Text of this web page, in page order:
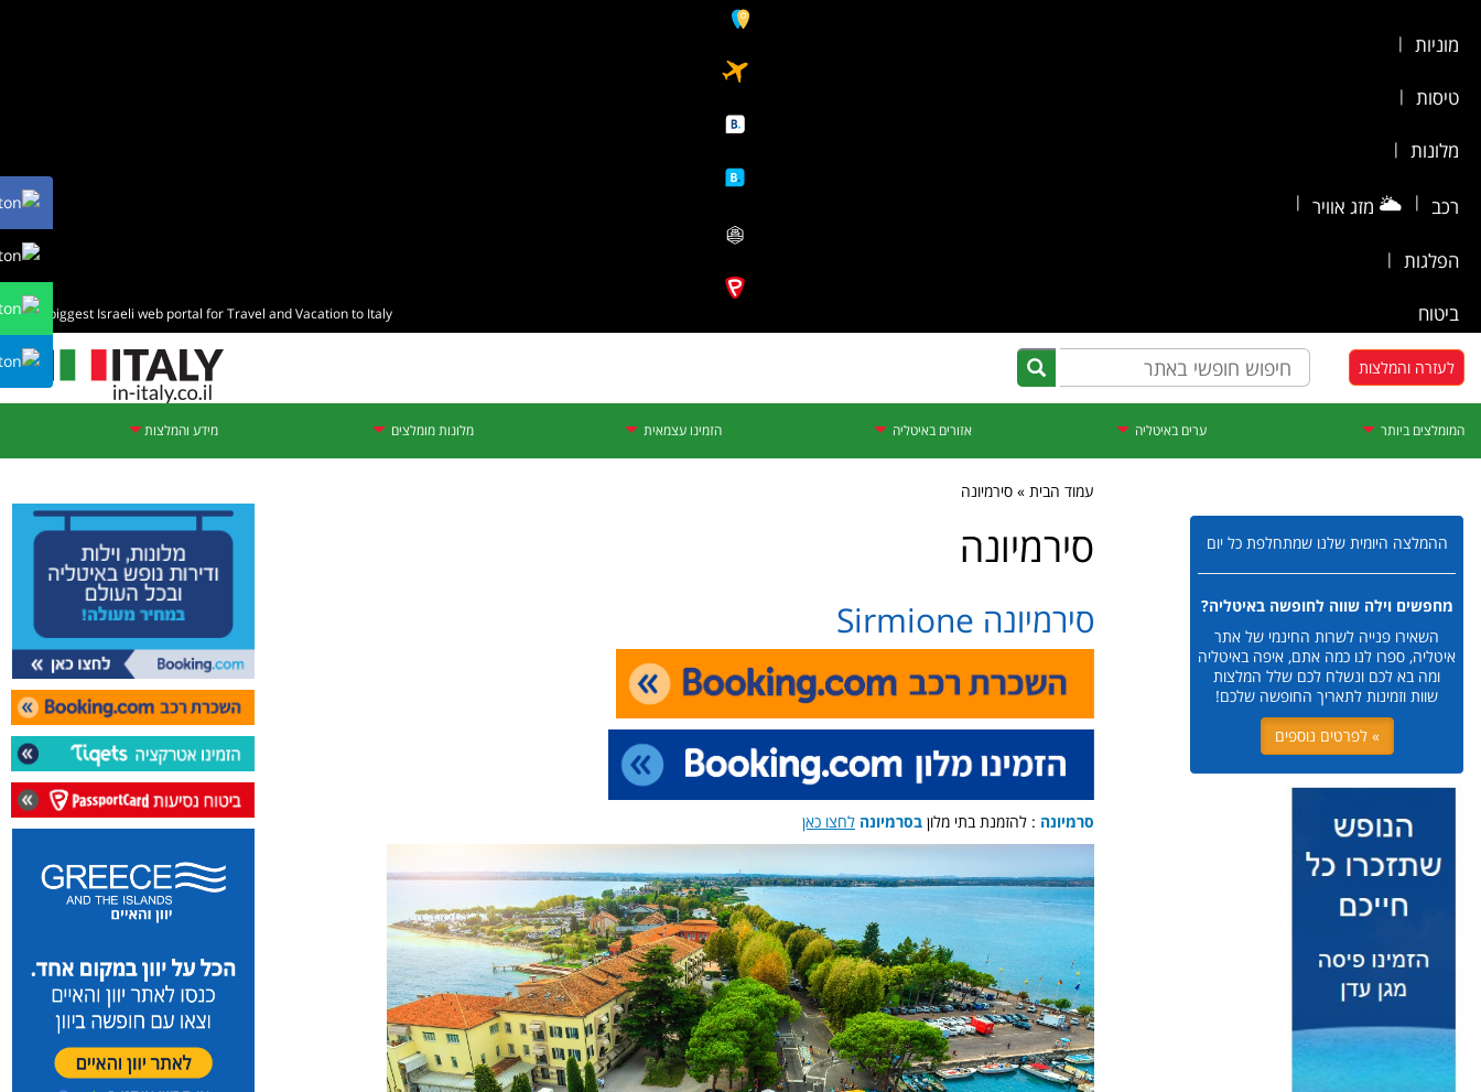
מוניות |
טיסות |
מלונות |
רכב |
🌥️ מזג אוויר |
הפלגות |
ביטוח The biggest Israeli web portal for Travel and Vacation to Italy
לעזרה והמלצות
המומלצים ביותר ערים באיטליה אזורים באיטליה הזמינו עצמאית מלונות מומלצים מידע והמלצות
עמוד הבית » סירמיונה
ההמלצה היומית שלנו שמתחלפת כל יום
מחפשים וילה שווה לחופשה באיטליה?
השאירו פנייה לשרות החינמי של אתר
איטליה, ספרו לנו כמה אתם, איפה באיטליה
ומה בא לכם ונשלח לכם שלל המלצות
שוות וזמינות לתאריך החופשה שלכם!
» לפרטים נוספים
סירמיונה
סירמיונה Sirmione
סרמיונה : להזמנת בתי מלון בסרמיונה לחצו כאן